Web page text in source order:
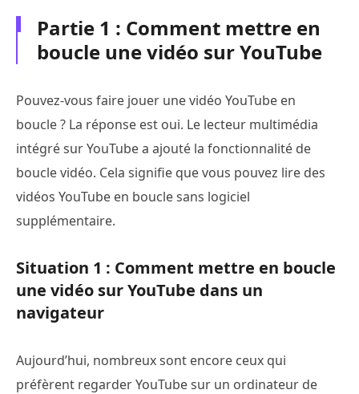
Partie 1 : Comment mettre en
boucle une vidéo sur YouTube
Pouvez-vous faire jouer une vidéo YouTube en
boucle ? La réponse est oui. Le lecteur multimédia
intégré sur YouTube a ajouté la fonctionnalité de
boucle vidéo. Cela signifie que vous pouvez lire des
vidéos YouTube en boucle sans logiciel
supplémentaire.
Situation 1 : Comment mettre en boucle
une vidéo sur YouTube dans un
navigateur
Aujourd’hui, nombreux sont encore ceux qui
préfèrent regarder YouTube sur un ordinateur de